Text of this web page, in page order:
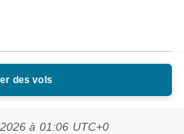
des vols
à 01:06 UTC+0